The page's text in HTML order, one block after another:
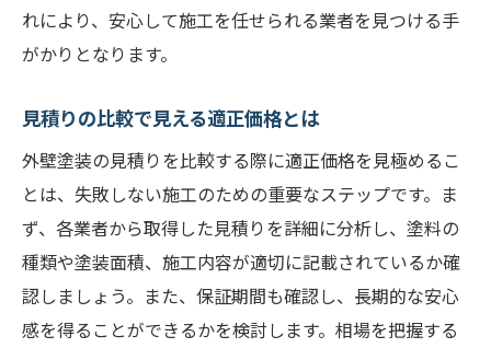
れにより、安心して施工を任せられる業者を見つける手
がかりとなります。
見積りの比較で見える適正価格とは
外壁塗装の見積りを比較する際に適正価格を見極めるこ
とは、失敗しない施工のための重要なステップです。ま
ず、各業者から取得した見積りを詳細に分析し、塗料の
種類や塗装面積、施工内容が適切に記載されているか確
認しましょう。また、保証期間も確認し、長期的な安心
感を得ることができるかを検討します。相場を把握する